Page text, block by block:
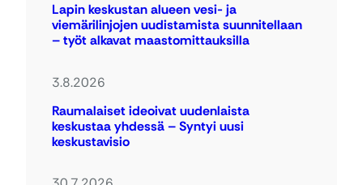
Lapin keskustan alueen vesi- ja
viemärilinjojen uudistamista suunnitellaan
– työt alkavat maastomittauksilla
3.8.2026
Raumalaiset ideoivat uudenlaista
keskustaa yhdessä – Syntyi uusi
keskustavisio